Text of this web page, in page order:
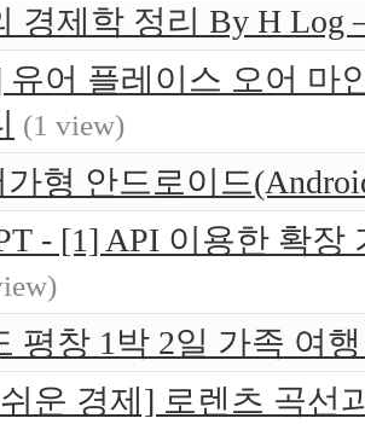
경제학 정리 By H Log
어 플레이스 오어 마
(1 view)
가형 안드로이드
- [1] API 이용한 확
평창 1박 2일 가족 여
운 경제] 로렌츠 곡선